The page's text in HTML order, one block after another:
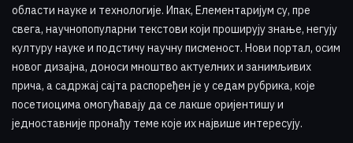
области науке и технологије. Ипак, Елементаријум су, пре
свега, научнопопуларни текстови који проширују знање, негују
културу науке и подстичу научну писменост. Нови портал, осим
новог дизајна, доноси мноштво актуелних и занимљивих
прича, а садржај сајта распоређен је у седам рубрика, које
посетиоцима омогућавају да се лакше оријентишу и
једноставније пронађу теме које их највише интересују.